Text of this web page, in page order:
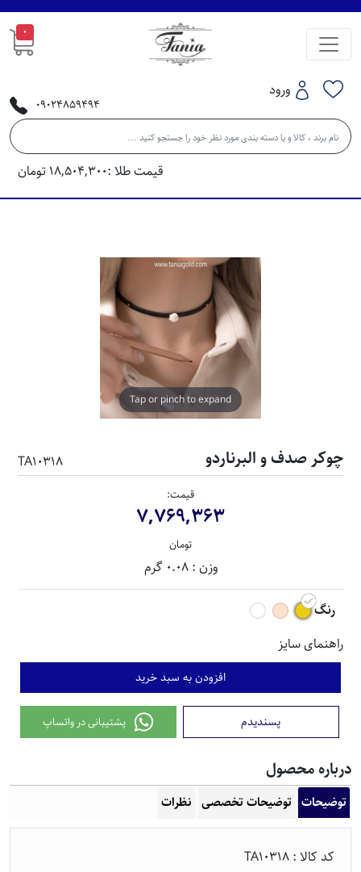
ورود
09024859494
قیمت طلا :18,504,300تومان
Tap or pinch to expand
چوکر صدف و البرناردو TA10318
قیمت:
7,769,363
تومان
وزن : 0.08 گرم
رنگ
راهنمای سایز
افزودن به سبد خرید
پسندیدم پشتیبانی در واتساپ
محصول
توضیحات توضیحات تخصصی نظرات
کدکالا: TA10318